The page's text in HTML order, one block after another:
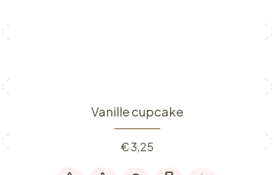
Vanille cupcake
€3,25